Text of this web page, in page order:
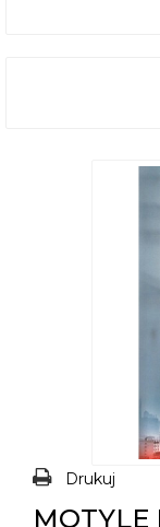
Drukuj
MOTYLE